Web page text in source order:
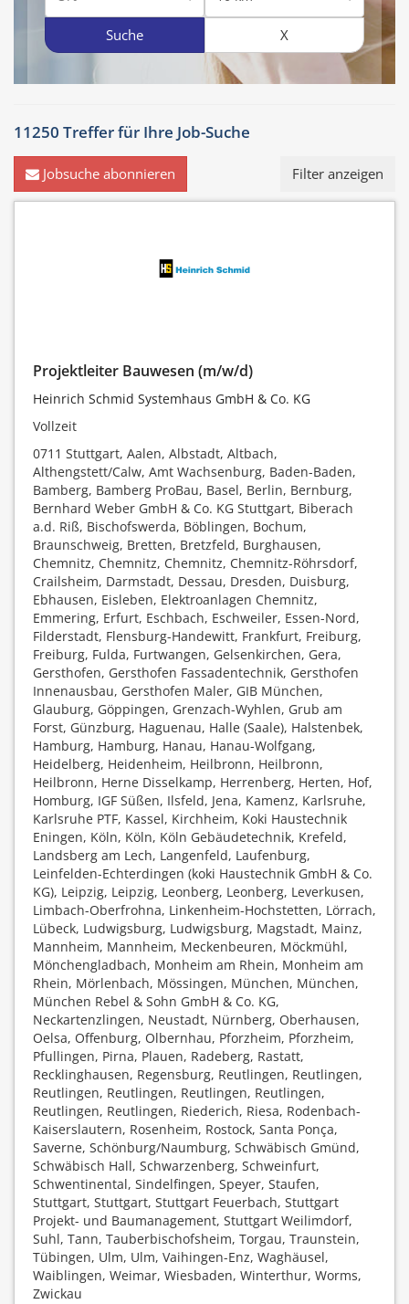
Suche X
11250 Treffer für Ihre Job-Suche
Filter anzeigen
Jobsuche abonnieren
Projektleiter Bauwesen (m/w/d)
Heinrich Schmid Systemhaus GmbH & Co. KG
Vollzeit
0711 Stuttgart, Aalen, Albstadt, Altbach,
Althengstett/Calw, Amt Wachsenburg, Baden-Baden,
Bamberg, Bamberg ProBau, Basel, Berlin, Bernburg,
Bernhard Weber GmbH & Co. KG Stuttgart, Biberach
a.d. Riß, Bischofswerda, Böblingen, Bochum,
Braunschweig, Bretten, Bretzfeld, Burghausen,
Chemnitz, Chemnitz, Chemnitz, Chemnitz-Röhrsdorf,
Crailsheim, Darmstadt, Dessau, Dresden, Duisburg,
Ebhausen, Eisleben, Elektroanlagen Chemnitz,
Emmering, Erfurt, Eschbach, Eschweiler, Essen-Nord,
Filderstadt, Flensburg-Handewitt, Frankfurt, Freiburg,
Freiburg, Fulda, Furtwangen, Gelsenkirchen, Gera,
Gersthofen, Gersthofen Fassadentechnik, Gersthofen
Innenausbau, Gersthofen Maler, GIB München,
Glauburg, Göppingen, Grenzach-Wyhlen, Grub am
Forst, Günzburg, Haguenau, Halle (Saale), Halstenbek,
Hamburg, Hamburg, Hanau, Hanau-Wolfgang,
Heidelberg, Heidenheim, Heilbronn, Heilbronn,
Heilbronn, Herne Disselkamp, Herrenberg, Herten, Hof,
Homburg, IGF Süßen, Ilsfeld, Jena, Kamenz, Karlsruhe,
Karlsruhe PTF, Kassel, Kirchheim, Koki Haustechnik
Eningen, Köln, Köln, Köln Gebäudetechnik, Krefeld,
Landsberg am Lech, Langenfeld, Laufenburg,
Leinfelden-Echterdingen (koki Haustechnik GmbH & Co.
KG), Leipzig, Leipzig, Leonberg, Leonberg, Leverkusen,
Limbach-Oberfrohna, Linkenheim-Hochstetten, Lörrach,
Lübeck, Ludwigsburg, Ludwigsburg, Magstadt, Mainz,
Mannheim, Mannheim, Meckenbeuren, Möckmühl,
Mönchengladbach, Monheim am Rhein, Monheim am
Rhein, Mörlenbach, Mössingen, München, München,
München Rebel & Sohn GmbH & Co. KG,
Neckartenzlingen, Neustadt, Nürnberg, Oberhausen,
Oelsa, Offenburg, Olbernhau, Pforzheim, Pforzheim,
Pfullingen, Pirna, Plauen, Radeberg, Rastatt,
Recklinghausen, Regensburg, Reutlingen, Reutlingen,
Reutlingen, Reutlingen, Reutlingen, Reutlingen,
Reutlingen, Reutlingen, Riederich, Riesa, Rodenbach-
Kaiserslautern, Rosenheim, Rostock, Santa Ponça,
Saverne, Schönburg/Naumburg, Schwäbisch Gmünd,
Schwäbisch Hall, Schwarzenberg, Schweinfurt,
Schwentinental, Sindelfingen, Speyer, Staufen,
Stuttgart, Stuttgart, Stuttgart Feuerbach, Stuttgart
Projekt- und Baumanagement, Stuttgart Weilimdorf,
Suhl, Tann, Tauberbischofsheim, Torgau, Traunstein,
Tübingen, Ulm, Ulm, Vaihingen-Enz, Waghäusel,
Waiblingen, Weimar, Wiesbaden, Winterthur, Worms,
Zwickau